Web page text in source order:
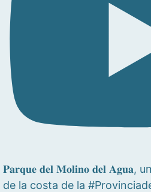
𝐏𝐚𝐫𝐪𝐮𝐞 𝐝𝐞𝐥 𝐌𝐨𝐥𝐢𝐧𝐨 𝐝𝐞𝐥 𝐀𝐠𝐮𝐚,
de la costa de la